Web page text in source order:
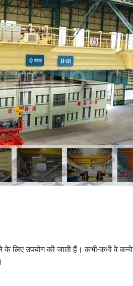
के लिए उपयोग की जाती हैं। कभी-कभी वे